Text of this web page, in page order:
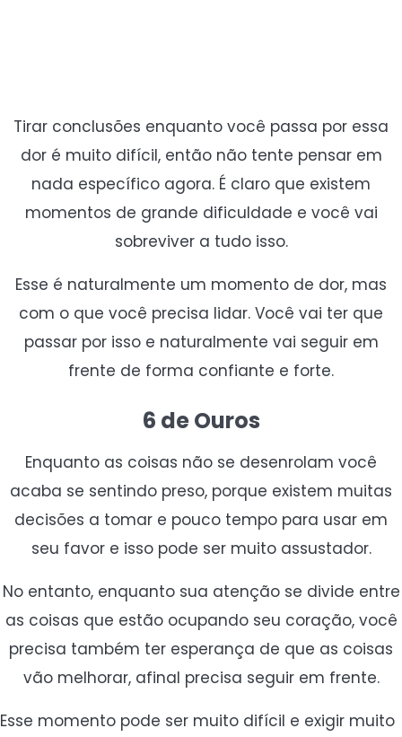
Tirar conclusões enquanto você passa por essa
dor é muito difícil, então não tente pensar em
nada específico agora. É claro que existem
momentos de grande dificuldade e você vai
sobreviver a tudo isso.
Esse é naturalmente um momento de dor, mas
com o que você precisa lidar. Você vai ter que
passar por isso e naturalmente vai seguir em
frente de forma confiante e forte.
6 de Ouros
Enquanto as coisas não se desenrolam você
acaba se sentindo preso, porque existem muitas
decisões a tomar e pouco tempo para usar em
seu favor e isso pode ser muito assustador.
No entanto, enquanto sua atenção se divide entre
as coisas que estão ocupando seu coração, você
precisa também ter esperança de que as coisas
vão melhorar, afinal precisa seguir em frente.
Esse momento pode ser muito difícil e exigir muito